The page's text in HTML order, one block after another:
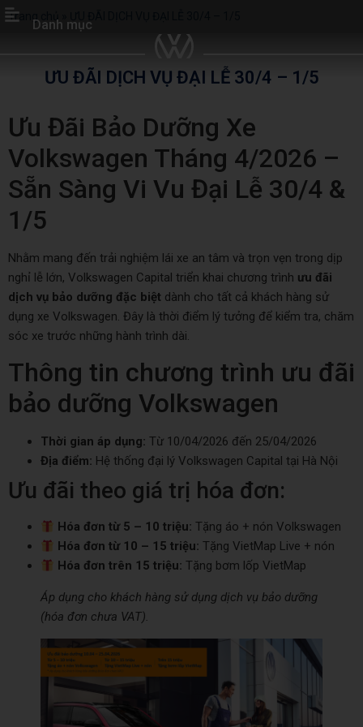
Danh mục
Trang chủ
ƯU ĐÃI DỊCH VỤ ĐẠI LỄ 30/4 – 1/5
Ưu Đãi Bảo Dưỡng Xe
Volkswagen Tháng 4/2026 –
Sẵn Sàng Vi Vu Đại Lễ 30/4 &
1/5
Nhằm mang đến trải nghiệm lái xe an tâm và trọn vẹn trong dịp
nghỉ lễ lớn, Volkswagen Capital triển khai chương trình ưu đãi
dịch vụ bảo dưỡng đặc biệt dành cho tất cả khách hàng sử
dụng xe Volkswagen. Đây là thời điểm lý tưởng để kiểm tra, chăm
sóc xe trước những hành trình dài.
Thông tin chương trình ưu đãi
bảo dưỡng Volkswagen
Thời gian áp dụng: Từ 10/04/2026 đến 25/04/2026
Địa điểm: Hệ thống đại lý Volkswagen Capital tại Hà Nội
Ưu đãi theo giá trị hóa đơn:
Hóa đơn từ 5 – 10 triệu: Tặng áo + nón Volkswagen
Hóa đơn từ 10 – 15 triệu: Tặng VietMap Live + nón
Hóa đơn trên 15 triệu: Tặng bơm lốp VietMap
Áp dụng cho khách hàng sử dụng dịch vụ bảo dưỡng
(hóa đơn chưa VAT).